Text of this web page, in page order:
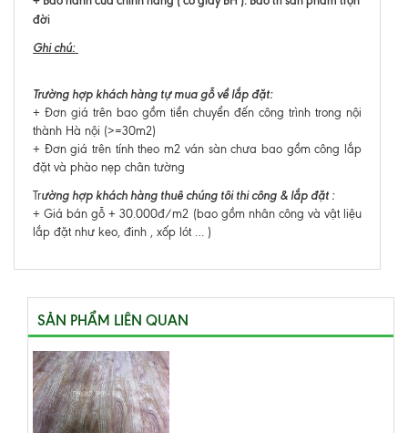
đời
Ghi chú:
Trường hợp khách hàng tự mua gỗ về lắp đặt:
+ Đơn giá trên bao gồm tiền chuyển đến công trình trong nội
thành Hà nội (>=30m2)
+ Đơn giá trên tính theo m2 ván sàn chưa bao gồm công lắp
đặt và phào nẹp chân tường
Trường hợp khách hàng thuê chúng tôi thi công & lắp đặt :
+ Giá bán gỗ + 30.000đ/m2 (bao gồm nhân công và vật liệu
lắp đặt như keo, đinh , xốp lót … )
SẢN PHẨM LIÊN QUAN